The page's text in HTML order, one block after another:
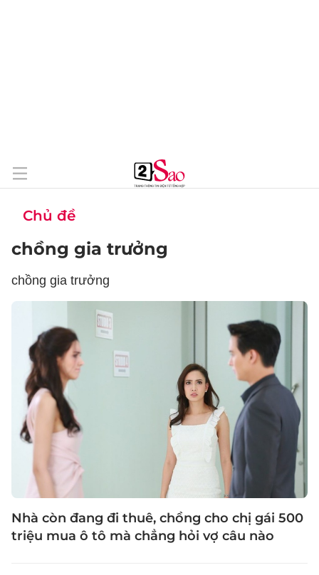
Chủ đề
chồng gia trưởng
chồng gia trưởng
Nhà còn đang đi thuê, chồng cho chị gái 500
triệu mua ô tô mà chẳng hỏi vợ câu nào